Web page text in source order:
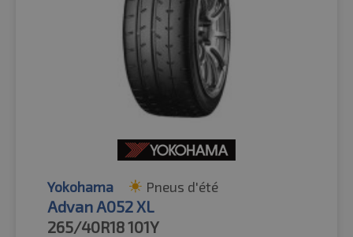
Yokohama Pneus d'été
Advan A052 XL
265/40R18101Y